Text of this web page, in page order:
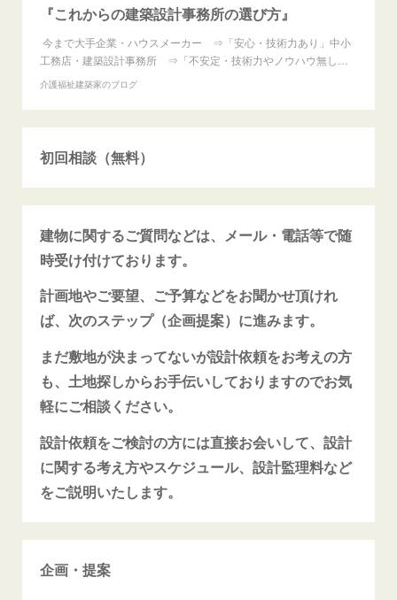
『これからの建築設計事務所の選び方』
今まで大手企業・ハウスメーカー ⇒「安心・技術力あり」中小
工務店・建築設計事務所 ⇒「不安定・技術力やノウハウ無し…
介護福祉建築家のブログ
初回相談（無料）
建物に関するご質問などは、メール・電話等で随
時受け付けております。
計画地やご要望、ご予算などをお聞かせ頂けれ
ば、次のステップ（企画提案）に進みます。
まだ敷地が決まってないが設計依頼をお考えの方
も、土地探しからお手伝いしておりますのでお気
軽にご相談ください。
設計依頼をご検討の方には直接お会いして、設計
に関する考え方やスケジュール、設計監理料など
をご説明いたします。
企画・提案